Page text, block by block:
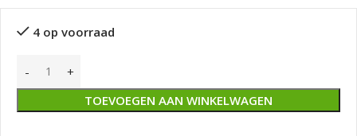
4 op voorraad
TOEVOEGEN AAN WINKELWAGEN